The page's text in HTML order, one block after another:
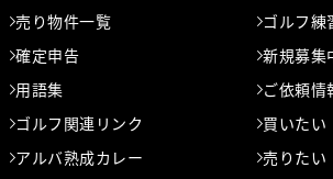
会員区分：個人 会員種別：平日会員
依頼日：2009/12/14 依頼金額：70万
成約日：2009/12/18 成約金額：60万
会員区分：個人 会員種別：
依頼日：2009/01/13 依頼金額：相談
成約日：2009/01/22 成約金額：88万
売り物件一覧
ゴルフ練
確定申告
新規募集
用語集
ご依頼情
ゴルフ関連リンク
買いたい
アルバ熟成カレー
売りたい